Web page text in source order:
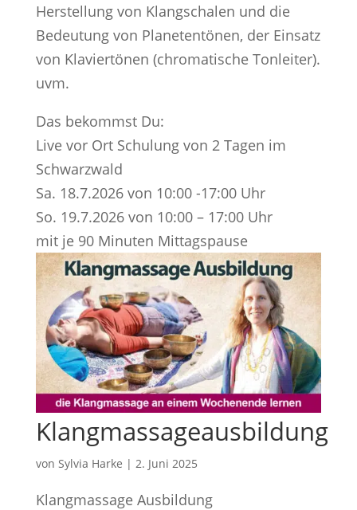
Herstellung von Klangschalen und die
Bedeutung von Planetentönen, der Einsatz
von Klaviertönen (chromatische Tonleiter).
uvm.
Das bekommst Du:
Live vor Ort Schulung von 2 Tagen im
Schwarzwald
Sa. 18.7.2026 von 10:00 -17:00 Uhr
So. 19.7.2026 von 10:00 – 17:00 Uhr
mit je 90 Minuten Mittagspause
Klangmassageausbildung
von Sylvia Harke | 2. Juni 2025
Klangmassage Ausbildung